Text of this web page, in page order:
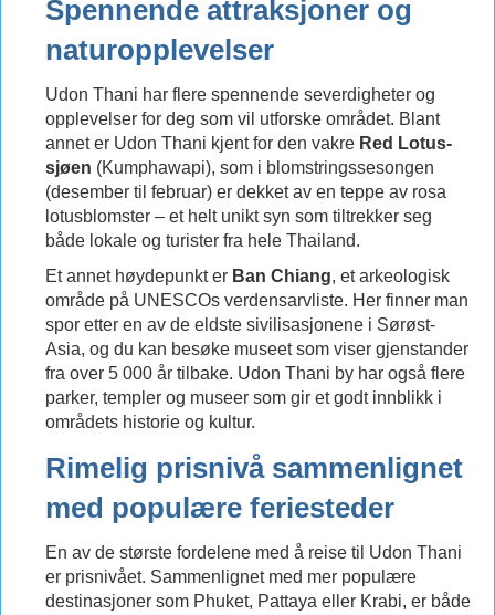
Spennende attraksjoner og
naturopplevelser
Udon Thani har flere spennende severdigheter og
opplevelser for deg som vil utforske området. Blant
annet er Udon Thani kjent for den vakre Red Lotus-
sjøen (Kumphawapi), som i blomstringssesongen
(desember til februar) er dekket av en teppe av rosa
lotusblomster – et helt unikt syn som tiltrekker seg
både lokale og turister fra hele Thailand.
Et annet høydepunkt er Ban Chiang, et arkeologisk
område på UNESCOs verdensarvliste. Her finner man
spor etter en av de eldste sivilisasjonene i Sørøst-
Asia, og du kan besøke museet som viser gjenstander
fra over 5 000 år tilbake. Udon Thani by har også flere
parker, templer og museer som gir et godt innblikk i
områdets historie og kultur.
Rimelig prisnivå sammenlignet
med populære feriesteder
En av de største fordelene med å reise til Udon Thani
er prisnivået. Sammenlignet med mer populære
destinasjoner som Phuket, Pattaya eller Krabi, er både